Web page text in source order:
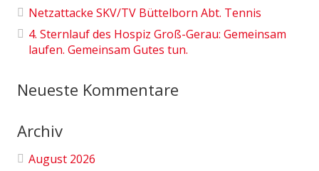
Netzattacke SKV/TV Büttelborn Abt. Tennis
4. Sternlauf des Hospiz Groß-Gerau: Gemeinsam
laufen. Gemeinsam Gutes tun.
Neueste Kommentare
Archiv
August 2026